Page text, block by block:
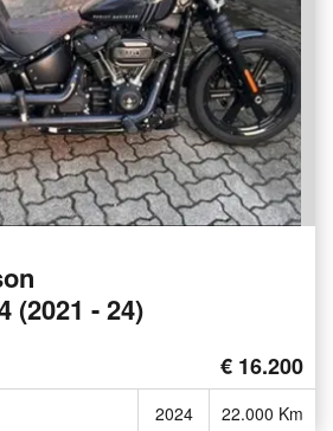
(2021 - 24)
€ 16.200
2024 22.000 Km